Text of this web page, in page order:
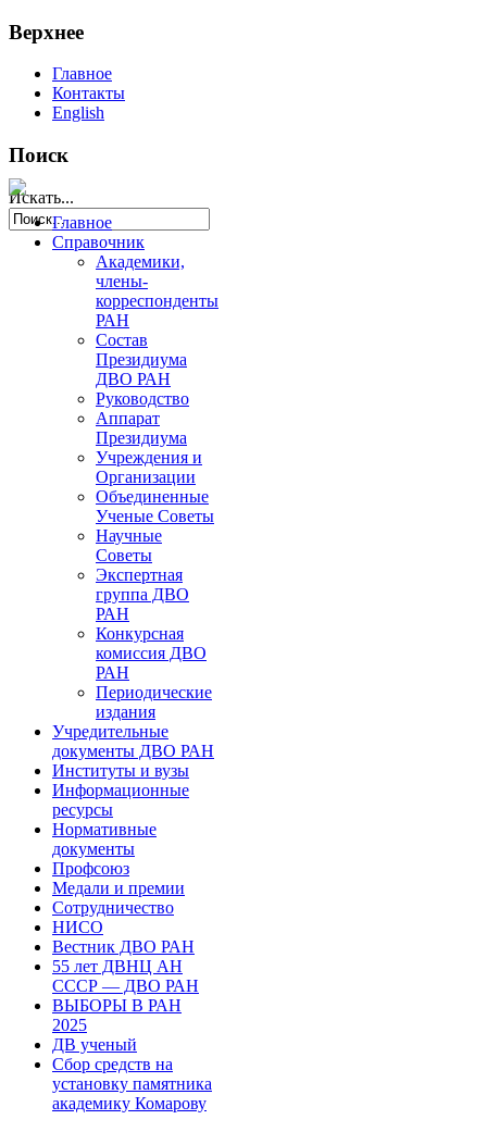
Верхнее
Главное
Контакты
English
Поиск
Искать...
Главное
Справочник
Академики,
члены-
корреспонденты
РАН
Состав
Президиума
ДВО РАН
Руководство
Аппарат
Президиума
Учреждения и
Организации
Объединенные
Ученые Советы
Научные
Советы
Экспертная
группа ДВО
РАН
Конкурсная
комиссия ДВО
РАН
Периодические
издания
Учредительные
документы ДВО РАН
Институты и вузы
Информационные
ресурсы
Нормативные
документы
Профсоюз
Медали и премии
Сотрудничество
НИСО
Вестник ДВО РАН
55 лет ДВНЦ АН
СССР — ДВО РАН
ВЫБОРЫ В РАН
2025
ДВ ученый
Сбор средств на
установку памятника
академику Комарову